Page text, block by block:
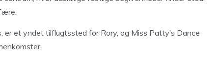
er et yndet tilflugtssted for Rory, og Miss Patty’s Dance